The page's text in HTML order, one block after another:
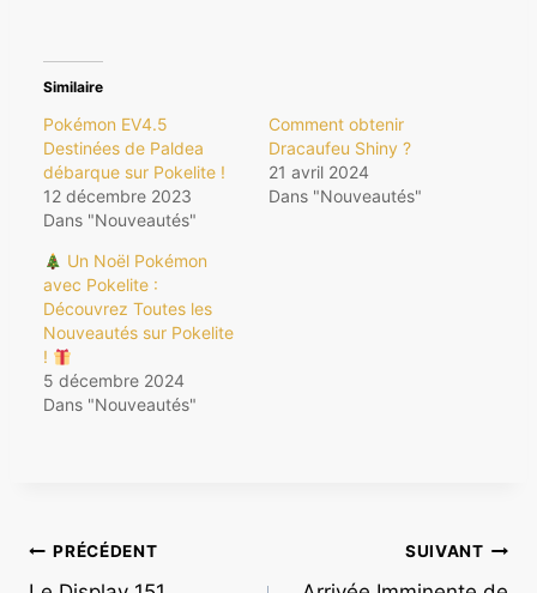
Similaire
Pokémon EV4.5
Destinées de Paldea
débarque sur Pokelite !
12 décembre 2023
Dans "Nouveautés"
Comment obtenir
Dracaufeu Shiny ?
21 avril 2024
Dans "Nouveautés"
Un Noël Pokémon
avec Pokelite :
Découvrez Toutes les
Nouveautés sur Pokelite
!
5 décembre 2024
Dans "Nouveautés"
Navigation
PRÉCÉDENT SUIVANT